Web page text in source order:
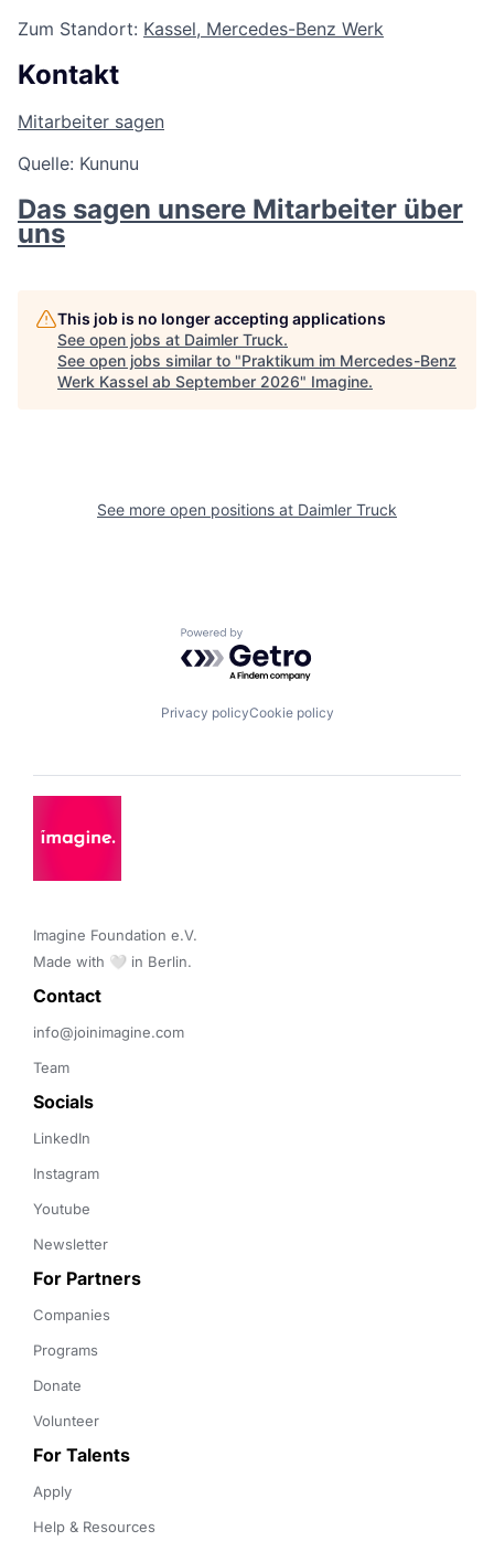
Zum Standort: Kassel, Mercedes-Benz Werk
Kontakt
Mitarbeiter sagen
Quelle: Kununu
Das sagen unsere Mitarbeiter über
uns
This job is no longer accepting applications
See open jobs at Daimler Truck.
See open jobs similar to "Praktikum im Mercedes-Benz
Werk Kassel ab September 2026" Imagine.
See more open positions at Daimler Truck
Powered by Getro.com
Privacy policyCookie policy
Imagine Foundation e.V.
Made with 🤍 in Berlin.
Contact
info@joinimagine.com
Team
Socials
LinkedIn
Instagram
Youtube
Newsletter
For Partners
Companies
Programs
Donate
Volunteer
For Talents
Apply
Help & Resources